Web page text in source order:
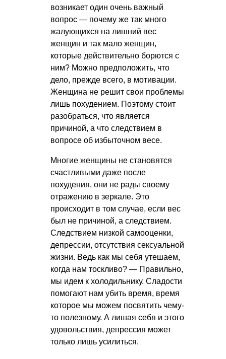
возникает один очень важный
вопрос — почему же так много
жалующихся на лишний вес
женщин и так мало женщин,
которые действительно борются с
ним? Можно предположить, что
дело, прежде всего, в мотивации.
Женщина не решит свои проблемы
лишь похудением. Поэтому стоит
разобраться, что является
причиной, а что следствием в
вопросе об избыточном весе.
Многие женщины не становятся
счастливыми даже после
похудения, они не рады своему
отражению в зеркале. Это
происходит в том случае, если вес
был не причиной, а следствием.
Следствием низкой самооценки,
депрессии, отсутствия сексуальной
жизни. Ведь как мы себя утешаем,
когда нам тоскливо? — Правильно,
мы идем к холодильнику. Сладости
помогают нам убить время, время
которое мы можем посвятить чему-
то полезному. А лишая себя и этого
удовольствия, депрессия может
только лишь усилиться.